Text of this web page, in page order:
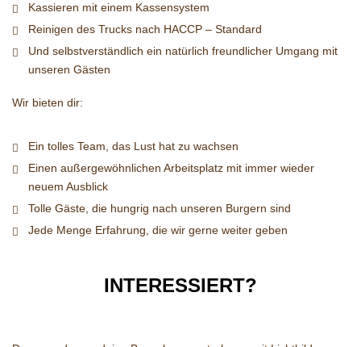
Kassieren mit einem Kassensystem
Reinigen des Trucks nach HACCP – Standard
Und selbstverständlich ein natürlich freundlicher Umgang mit
unseren Gästen
Wir bieten dir:
Ein tolles Team, das Lust hat zu wachsen
Einen außergewöhnlichen Arbeitsplatz mit immer wieder
neuem Ausblick
Tolle Gäste, die hungrig nach unseren Burgern sind
Jede Menge Erfahrung, die wir gerne weiter geben
INTERESSIERT?